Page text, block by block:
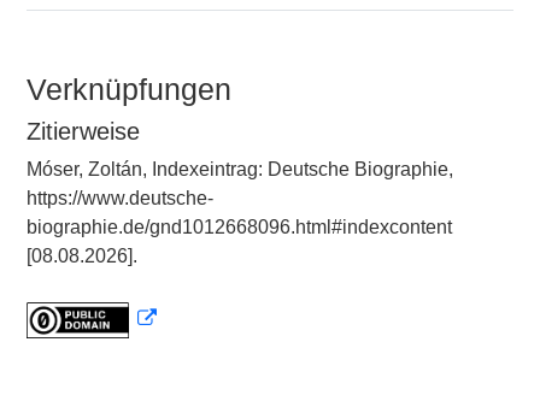
Verknüpfungen
Zitierweise
Móser, Zoltán, Indexeintrag: Deutsche Biographie,
https://www.deutsche-
biographie.de/gnd1012668096.html#indexcontent
[08.08.2026].